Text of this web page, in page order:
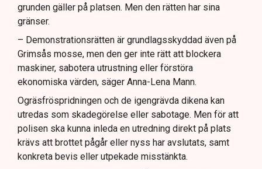
grunden gäller på platsen. Men den rätten har sina
gränser.
– Demonstrationsrätten är grundlagsskyddad även på
Grimsås mosse, men den ger inte rätt att blockera
maskiner, sabotera utrustning eller förstöra
ekonomiska värden, säger Anna-Lena Mann.
Ogräsfröspridningen och de igengrävda dikena kan
utredas som skadegörelse eller sabotage. Men för att
polisen ska kunna inleda en utredning direkt på plats
krävs att brottet pågår eller nyss har avslutats, samt
konkreta bevis eller utpekade misstänkta.